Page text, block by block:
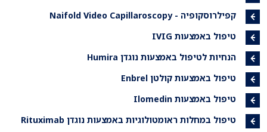
קפילרוסקופיה - Naifold Video Capillaroscopy
טיפול באמצעות IVIG
הנחיות לטיפול באמצעות נוגדן Humira
טיפול באמצעות קולטן Enbrel
טיפול באמצעות Ilomedin
טיפול במחלות ראומטולוגיות באמצעות נוגדן Rituximab